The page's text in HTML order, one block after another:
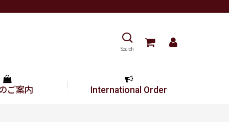
Search
ご案内 International Order